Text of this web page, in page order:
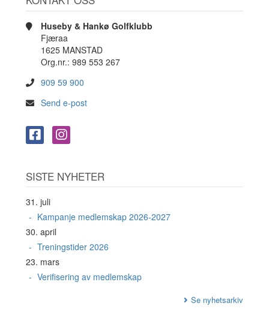
Huseby & Hankø Golfklubb
Fjæraa
1625 MANSTAD
Org.nr.: 989 553 267
909 59 900
Send e-post
SISTE NYHETER
31. juli
Kampanje medlemskap 2026-2027
30. april
Treningstider 2026
23. mars
Verifisering av medlemskap
Se nyhetsarkiv